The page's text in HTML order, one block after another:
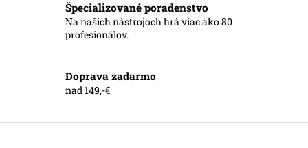
ý
p
Špecializované poradenstvo
Na našich nástrojoch hrá viac ako 80
profesionálov.
Doprava zadarmo
nad 149,-€
Z